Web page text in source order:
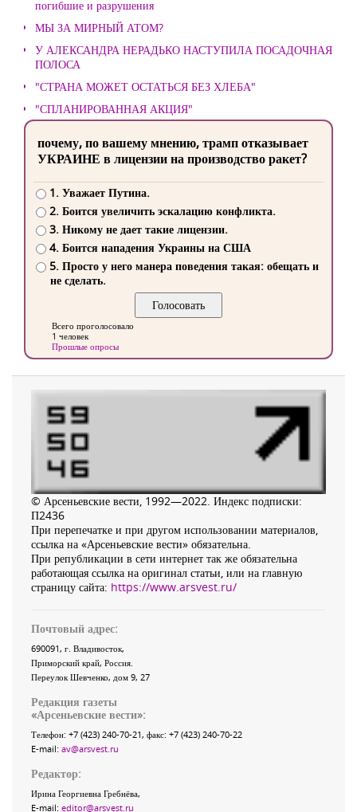
погибшие и разрушения
МЫ ЗА МИРНЫЙ АТОМ?
У АЛЕКСАНДРА НЕРАДЬКО НАСТУПИЛА ПОСАДОЧНАЯ
ПОЛОСА
"СТРАНА МОЖЕТ ОСТАТЬСЯ БЕЗ ХЛЕБА"
"СПЛАНИРОВАННАЯ АКЦИЯ"
почему, по вашему мнению, трамп отказывает
УКРАИНЕ в лицензии на производство ракет?
1. Уважает Путина.
2. Боится увеличить эскалацию конфликта.
3. Никому не дает такие лицензии.
4. Боится нападения Украины на США
5. Просто у него манера поведения такая: обещать и
не сделать.
Всего проголосовало
1 человек
Прошлые опросы
© Арсеньевские вести, 1992—2022. Индекс подписки:
П2436
При перепечатке и при другом использовании материалов,
ссылка на «Арсеньевские вести» обязательна.
При републикации в сети интернет так же обязательна
работающая ссылка на оригинал статьи, или на главную
страницу сайта: https://www.arsvest.ru/
Почтовый адрес:
690091, г. Владивосток,
Приморский край, Россия
Переулок Шевченко, дом 9, 27
Редакция газеты
«Арсеньевские вести»:
Телефон: +7 (423) 240-70-21, факс: +7 (423) 240-70-22
E-mail: av@arsvest.ru
Редактор:
Ирина Георгиевна Гребнёва,
E-mail: editor@arsvest.ru